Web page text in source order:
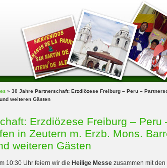
» 30 Jahre Partnerschaft: Erzdiözese Freiburg – Peru –
weiteren Gästen
Erzdiözese Freiburg – Peru
in Zeutern m. Erzb. Mons.
weiteren Gästen
10:30 Uhr feiern wir die Heilige Messezusammen mit den